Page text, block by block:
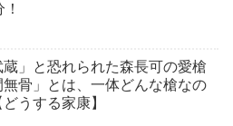
蔵」と恐れられた森長可の愛槍
無骨」とは、一体どんな槍なの
うする家康】